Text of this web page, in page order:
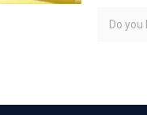
Do you